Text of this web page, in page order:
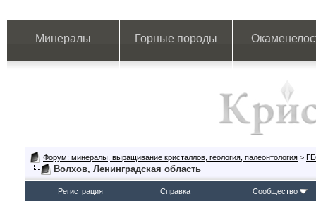
Минералы Горные породы
Форум: минералы, выращивание кристаллов, геология, палеонтология >
Волхов, Ленинградская область
Регистрация Справка Сообщество